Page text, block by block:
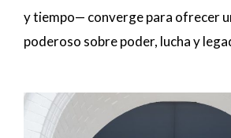
y tiempo— converge para ofrecer
poderoso sobre poder, lucha y